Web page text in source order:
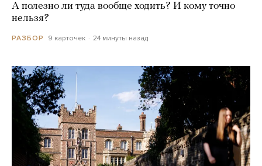
А полезно ли туда вообще ходить? И кому точно
нельзя?
РАЗБОР 9 карточек 24 минуты назад